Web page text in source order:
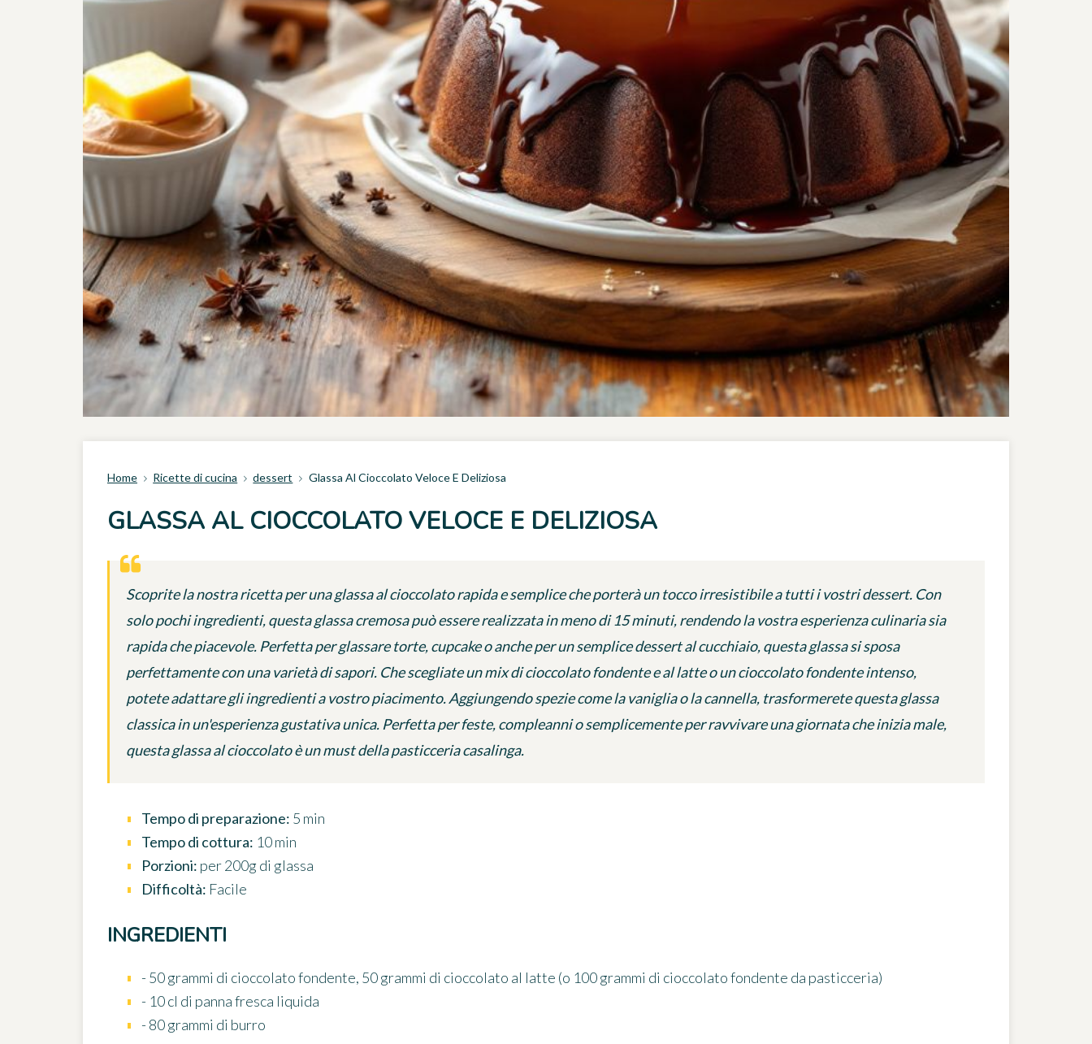
Home Ricette di cucina dessert Glassa Al Cioccolato Veloce E Deliziosa
GLASSA AL CIOCCOLATO VELOCE E DELIZIOSA
Scoprite la nostra ricetta per una glassa al cioccolato rapida e semplice che porterà un tocco irresistibile a tutti i vostri dessert. Con
solo pochi ingredienti, questa glassa cremosa può essere realizzata in meno di 15 minuti, rendendo la vostra esperienza culinaria sia
rapida che piacevole. Perfetta per glassare torte, cupcake o anche per un semplice dessert al cucchiaio, questa glassa si sposa
perfettamente con una varietà di sapori. Che scegliate un mix di cioccolato fondente e al latte o un cioccolato fondente intenso,
potete adattare gli ingredienti a vostro piacimento. Aggiungendo spezie come la vaniglia o la cannella, trasformerete questa glassa
classica in un'esperienza gustativa unica. Perfetta per feste, compleanni o semplicemente per ravvivare una giornata che inizia male,
questa glassa al cioccolato è un must della pasticceria casalinga.
Tempo di preparazione: 5 min
Tempo di cottura: 10 min
Porzioni: per 200g di glassa
Difficoltà: Facile
INGREDIENTI
- 50 grammi di cioccolato fondente, 50 grammi di cioccolato al latte (o 100 grammi di cioccolato fondente da pasticceria)
- 10 cl di panna fresca liquida
- 80 grammi di burro